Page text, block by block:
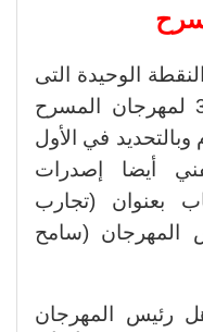
الوحيدة التى
استوقفتني في الدورة الـ 31 لمهرجان المسرح
وبالتحديد في الأول
أيضا إصدرات
بعنوان (تجارب
المهرجان (سامح
رئيس المهرجان